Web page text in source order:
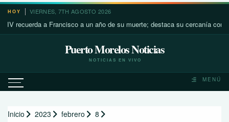
Saltar
contenido
HOY VIERNES, 7TH AGOSTO 2026
a Francisco a un año de su muerte; destaca su cercanía con los
Puerto Morelos Noticias
NOTICIAS EN VIVO
MENÚ
Inicio 2023 febrero
8